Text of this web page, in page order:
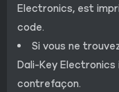
Electronics, est
code.
Si vous ne
Dali-Key Electronics
contrefaçon.